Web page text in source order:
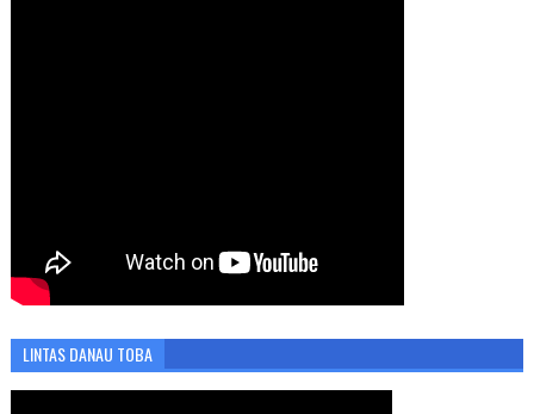
LINTAS DANAU TOBA